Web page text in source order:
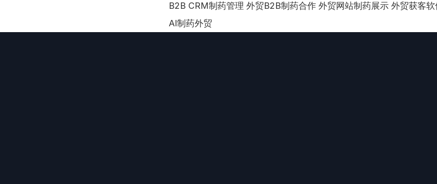
B2B CRM制药管理 外贸B2B制药合作 外贸网站制药展示 外贸获客
AI制药外贸